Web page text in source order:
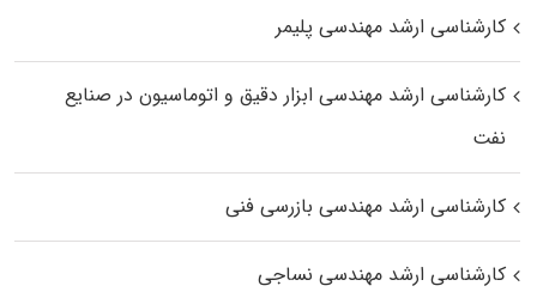
کارشناسی ارشد مهندسی پلیمر
کارشناسی ارشد مهندسی ابزار دقیق و اتوماسیون در صنایع
نفت
کارشناسی ارشد مهندسی بازرسی فنی
کارشناسی ارشد مهندسی نساجی